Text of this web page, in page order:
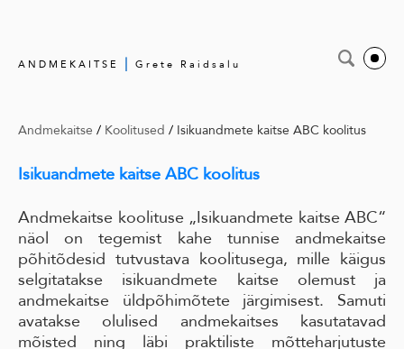
ANDMEKAITSE | Grete Raidsalu
Andmekaitse / Koolitused / Isikuandmete kaitse ABC koolitus
Isikuandmete kaitse ABC koolitus
Andmekaitse koolituse „Isikuandmete kaitse ABC“
näol on tegemist kahe tunnise andmekaitse
põhitõdesid tutvustava koolitusega, mille käigus
selgitatakse isikuandmete kaitse olemust ja
andmekaitse üldpõhimõtete järgimisest. Samuti
avatakse olulised andmekaitses kasutatavad
mõisted ning läbi praktiliste mõtteharjutuste